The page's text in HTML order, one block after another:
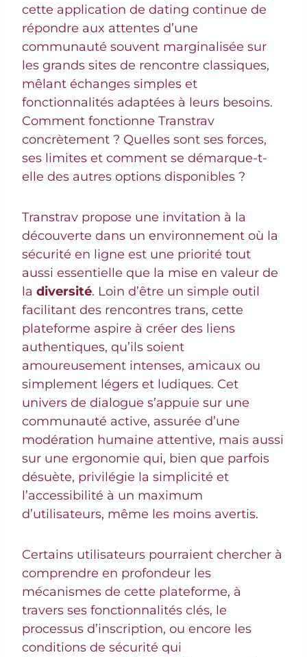
cette application de dating continue de
répondre aux attentes d’une
communauté souvent marginalisée sur
les grands sites de rencontre classiques,
mêlant échanges simples et
fonctionnalités adaptées à leurs besoins.
Comment fonctionne Transtrav
concrètement ? Quelles sont ses forces,
ses limites et comment se démarque-t-
elle des autres options disponibles ?
Transtrav propose une invitation à la
découverte dans un environnement où la
sécurité en ligne est une priorité tout
aussi essentielle que la mise en valeur de
la diversité. Loin d’être un simple outil
facilitant des rencontres trans, cette
plateforme aspire à créer des liens
authentiques, qu’ils soient
amoureusement intenses, amicaux ou
simplement légers et ludiques. Cet
univers de dialogue s’appuie sur une
communauté active, assurée d’une
modération humaine attentive, mais aussi
sur une ergonomie qui, bien que parfois
désuète, privilégie la simplicité et
l’accessibilité à un maximum
d’utilisateurs, même les moins avertis.
Certains utilisateurs pourraient chercher à
comprendre en profondeur les
mécanismes de cette plateforme, à
travers ses fonctionnalités clés, le
processus d’inscription, ou encore les
conditions de sécurité qui